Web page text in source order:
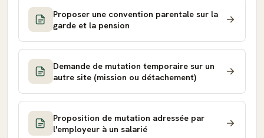
Proposer une convention parentale sur la
garde et la pension
Demande de mutation temporaire sur un
autre site (mission ou détachement)
Proposition de mutation adressée par
l'employeur à un salarié